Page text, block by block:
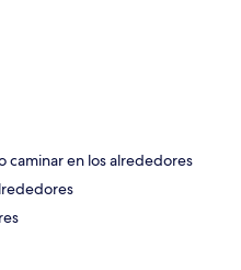
caminar en los alrededores